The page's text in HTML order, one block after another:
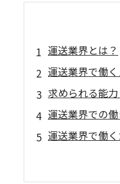
運送業界とは？
運送業界で働
求められる能
運送業界での
運送業界で働